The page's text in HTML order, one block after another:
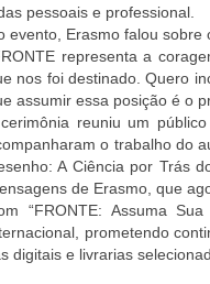
pessoais e professional.
evento, Erasmo falou sobre
representa a
nos foi destinado. Quero
assumir essa posição é o
reuniu um
o trabalho do
A Ciência por Trás
de Erasmo, que
“FRONTE: Assuma
prometendo
digitais e livrarias